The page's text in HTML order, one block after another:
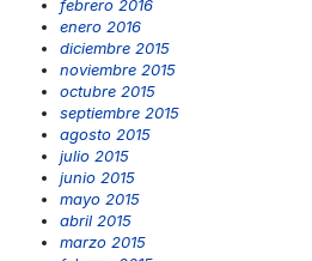
febrero 2016
enero 2016
diciembre 2015
noviembre 2015
octubre 2015
septiembre 2015
agosto 2015
julio 2015
junio 2015
mayo 2015
abril 2015
marzo 2015